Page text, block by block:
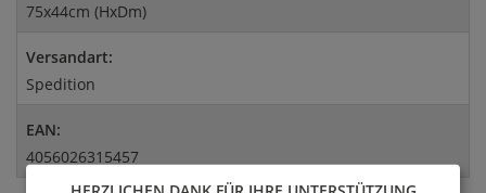
75x44cm (HxDm)
Versandart:
Spedition
EAN:
4056026315457